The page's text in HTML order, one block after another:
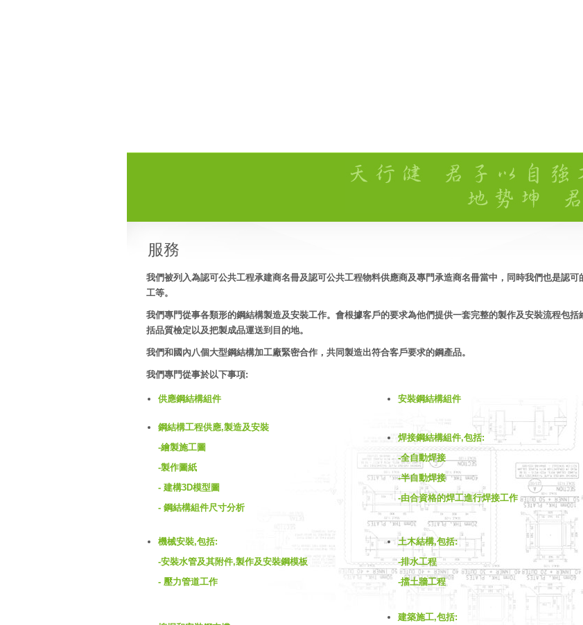
服務
我們被列入為認可公共工程承建商名冊及認可公共工程物料供應商及專門承造商名冊當中，同時我們也是認
工等。
我們專門從事各類形的鋼結構製造及安裝工作。會根據客戶的要求為他們提供一套完整的製作及安裝流程包
括品質檢定以及把製成品運送到目的地。
我們和國內八個大型鋼結構加工廠緊密合作，共同製造出符合客戶要求的鋼產品。
我們專門從事於以下事項:
供應鋼結構組件 安裝鋼結構組件
鋼結構工程供應,製造及安裝
-繪製施工圖
-製作圖紙
- 建構3D模型圖
- 鋼結構組件尺寸分析
焊接鋼結構組件,包括:
-全自動焊接
-半自動焊接
-由合資格的焊工進行焊接工作
機械安裝,包括:
-安裝水管及其附件,製作及安裝鋼模板
- 壓力管道工作
土木結構,包括:
-排水工程
-擋土牆工程
建築施工,包括: